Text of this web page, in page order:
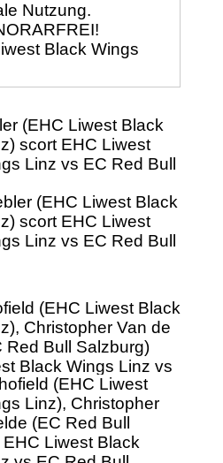
Nutzung.
Black Wings
(EHC Liwest Black
scort EHC Liwest
Linz vs EC Red Bull
(EHC Liwest Black
Christopher Van de
Red Bull Salzburg)
Black Wings Linz vs
Salzburg